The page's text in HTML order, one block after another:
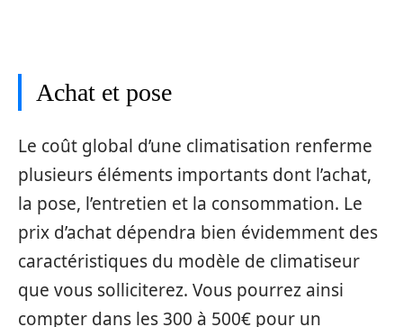
Achat et pose
Le coût global d’une climatisation renferme
plusieurs éléments importants dont l’achat,
la pose, l’entretien et la consommation. Le
prix d’achat dépendra bien évidemment des
caractéristiques du modèle de climatiseur
que vous solliciterez. Vous pourrez ainsi
compter dans les 300 à 500€ pour un